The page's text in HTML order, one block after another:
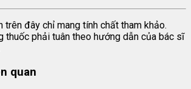
trên đây chỉ mang tính chất tham khảo.
thuốc phải tuân theo hướng dẫn của bác sĩ
quan